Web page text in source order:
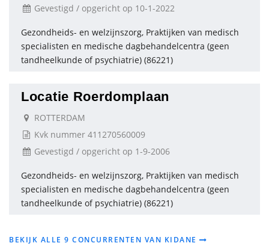
Gevestigd / opgericht op 10-1-2022
Gezondheids- en welzijnszorg, Praktijken van medisch
specialisten en medische dagbehandelcentra (geen
tandheelkunde of psychiatrie) (86221)
Locatie Roerdomplaan
ROTTERDAM
Kvk nummer 411270560009
Gevestigd / opgericht op 1-9-2006
Gezondheids- en welzijnszorg, Praktijken van medisch
specialisten en medische dagbehandelcentra (geen
tandheelkunde of psychiatrie) (86221)
BEKIJK ALLE 9 CONCURRENTEN VAN KIDANE